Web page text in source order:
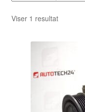
Klageprocedure
Kontakte
Viser 1 resultat